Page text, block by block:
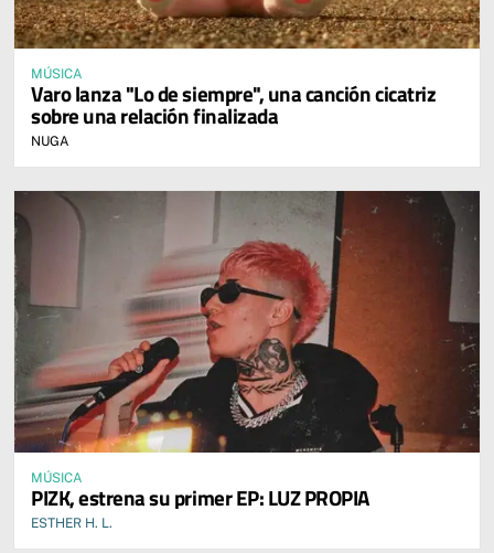
MÚSICA
Varo lanza "Lo de siempre", una canción cicatriz
sobre una relación finalizada
NUGA
MÚSICA
PIZK, estrena su primer EP: LUZ PROPIA
ESTHER H. L.